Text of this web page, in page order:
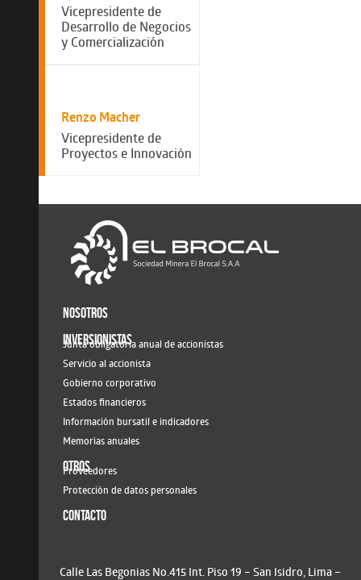
Vicepresidente de
Desarrollo de Negocios
y Comercialización
Renzo Macher
Vicepresidente de
Proyectos e Innovación
NOSOTROS
INVERSIONISTAS
Junta obligatoria anual de accionistas
Servicio al accionista
Gobierno corporativo
Estados financieros
Información bursatil e indicadores
Memorias anuales
OTROS
Proveedores
Protección de datos personales
CONTACTO
Calle Las Begonias No.415 Int. Piso 19 – San Isidro, Lima –